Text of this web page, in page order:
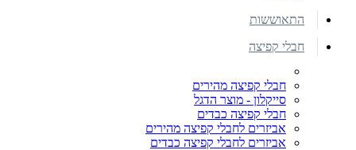
התאוששות
חבלי קפיצה
חבלי קפיצה מהירים
סייקלון - מוצר הדגל
חבלי קפיצה כבדים
אביזרים לחבלי קפיצה מהירים
אביזרים לחבלי קפיצה כבדים